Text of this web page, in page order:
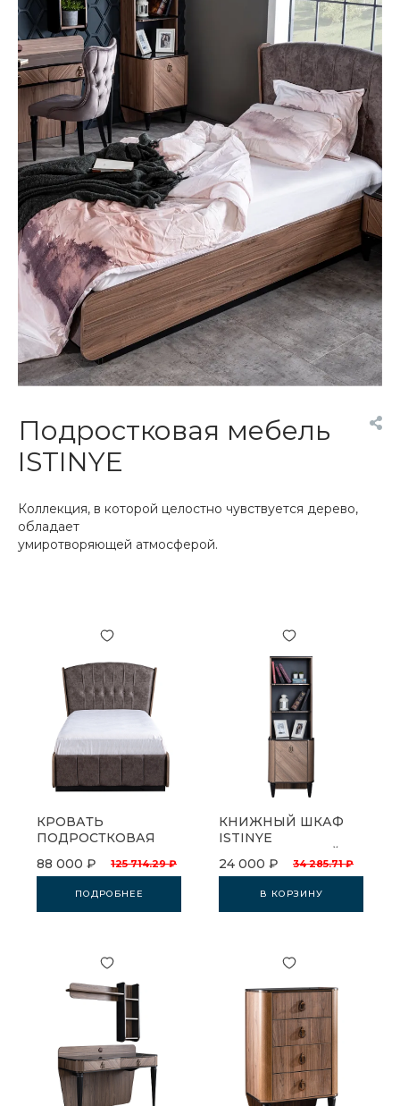
Подростковая мебель
ISTINYE
Коллекция, в которой целостно чувствуется дерево,
обладает
умиротворяющей атмосферой.
КРОВАТЬ
ПОДРОСТКОВАЯ
88 000 ₽ 125 714.29 ₽
ПОДРОБНЕЕ
КНИЖНЫЙ ШКАФ
ISTINYE
24 000 ₽ 34 285.71 ₽
В КОРЗИНУ